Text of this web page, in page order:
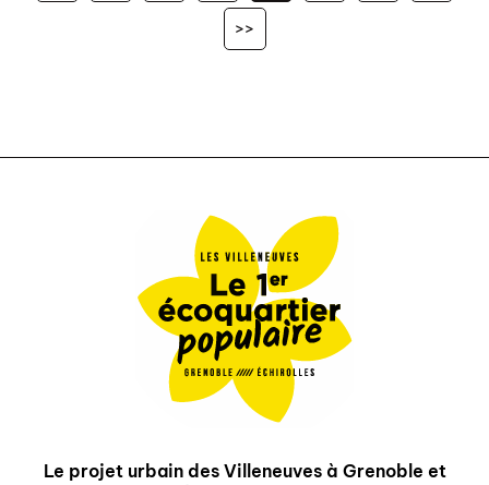
>>
Le projet urbain des Villeneuves à Grenoble et